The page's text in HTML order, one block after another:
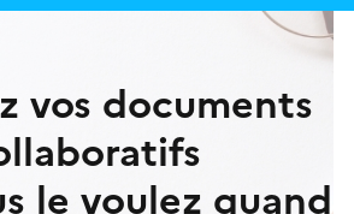
vos documents
le voulez quand